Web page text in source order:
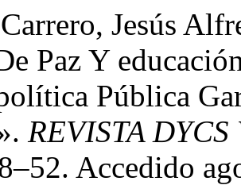
Jesús
Paz Y
Pública
REVISTA
Accedido